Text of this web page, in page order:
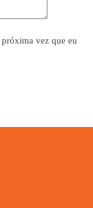
próxima vez que eu